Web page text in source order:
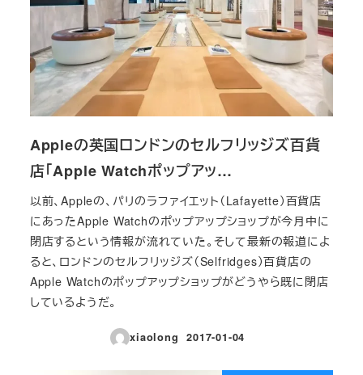
Appleの英国ロンドンのセルフリッジズ百貨
店「Apple Watchポップアッ…
以前、Appleの、パリのラファイエット（Lafayette）百貨店
にあったApple Watchのポップアップショップが今月中に
閉店するという情報が流れていた。そして最新の報道によ
ると、ロンドンのセルフリッジズ（Selfridges）百貨店の
Apple Watchのポップアップショップがどうやら既に閉店
しているようだ。
xiaolong
投稿日
2017-01-04